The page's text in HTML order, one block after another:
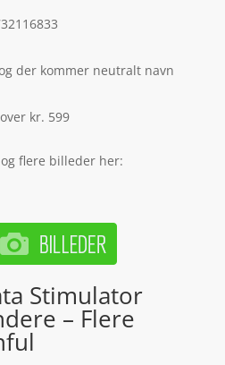
der kommer neutralt navn
kr. 599
flere billeder her:
Stimulator
– Flere